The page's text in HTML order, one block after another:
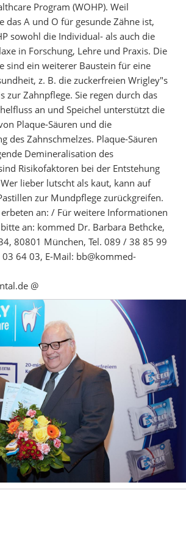
Program (WOHP). Weil
das A und O für gesunde Zähne ist,
sowohl die Individual- als auch die
in Forschung, Lehre und Praxis. Die
sind ein weiterer Baustein für eine
z. B. die zuckerfreien Wrigley"s
zur Zahnpflege. Sie regen durch das
an und Speichel unterstützt die
Plaque-Säuren und die
des Zahnschmelzes. Plaque-Säuren
Demineralisation des
Risikofaktoren bei der Entstehung
lieber lutscht als kaut, kann auf
zur Mundpflege zurückgreifen.
an: / Für weitere Informationen
an: kommed Dr. Barbara Bethcke,
80801 München, Tel. 089 / 38 85 99
64 03, E-Mail: bb@kommed-
@